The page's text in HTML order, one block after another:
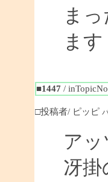
ま
ます
■1447 /
□投稿者/ ピッピ
ア
冴